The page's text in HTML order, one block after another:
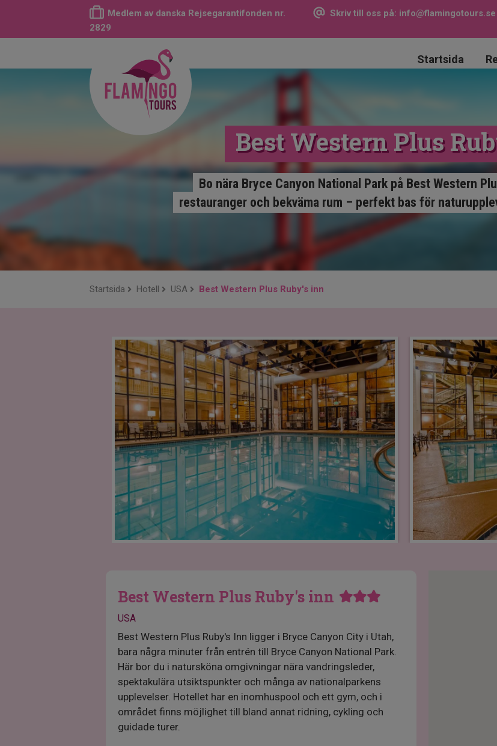
Medlem av danska Rejsegarantifonden nr.
2829
Skriv till oss på: info@flamingotours.se
Startsida
Best Western Plus
Bo nära Bryce Canyon National Park på Best Western
restauranger och bekväma rum – perfekt bas för
Startsida Hotell USA Best Western Plus Ruby's inn
Best Western Plus Ruby's inn
USA
Best Western Plus Ruby's Inn ligger i Bryce Canyon City i Utah,
bara några minuter från entrén till Bryce Canyon National Park.
Här bor du i natursköna omgivningar nära vandringsleder,
spektakulära utsiktspunkter och många av nationalparkens
upplevelser. Hotellet har en inomhuspool och ett gym, och i
området finns möjlighet till bland annat ridning, cykling och
guidade turer.